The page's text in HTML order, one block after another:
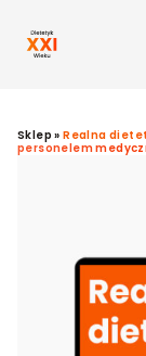
Sklep »Realna
personelem